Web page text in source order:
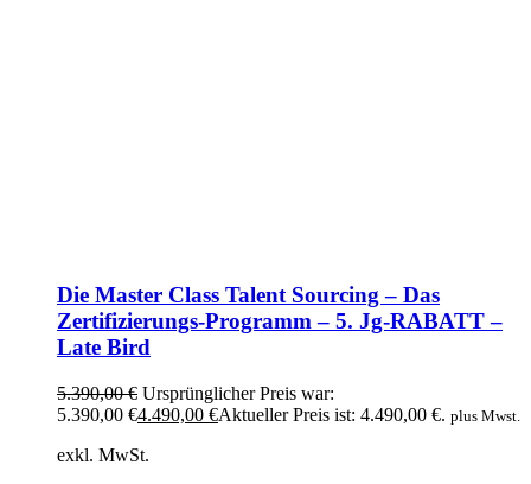
Die Master Class Talent Sourcing – Das
Zertifizierungs-Programm – 5. Jg-RABATT –
Late Bird
5.390,00€ Ursprünglicher Preis war:
5.390,00 €4.490,00 €Aktueller Preis ist: 4.490,00 €. plus Mwst.
exkl. MwSt.